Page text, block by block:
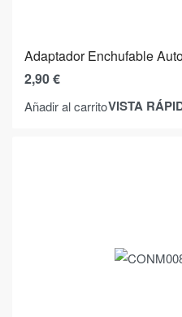
Adaptador Enchufable
2,90€
Añadir al carritoVISTA